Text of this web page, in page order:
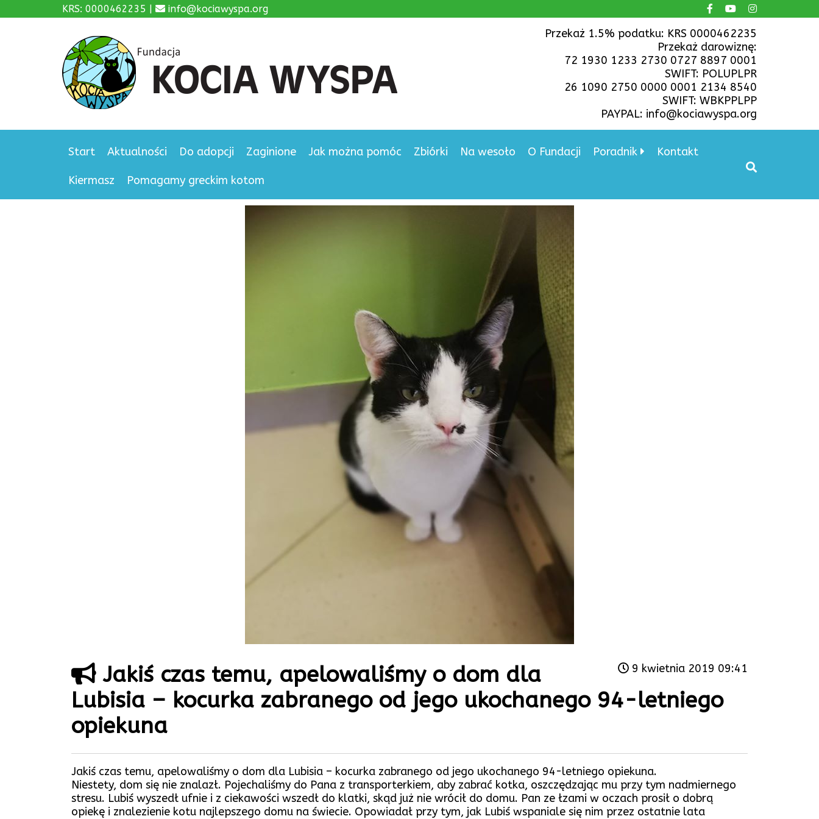
KRS: 0000462235 | info@kociawyspa.org
Przekaż 1.5% podatku: KRS 0000462235
Przekaż darowiznę:
72 1930 1233 2730 0727 8897 0001
SWIFT: POLUPLPR
26 1090 2750 0000 0001 2134 8540
SWIFT: WBKPPLPP
PAYPAL: info@kociawyspa.org
Start Aktualności Do adopcji Zaginione Jak można pomóc Zbiórki Na wesoło O Fundacji Poradnik Kontakt
Kiermasz Pomagamy greckim kotom
9 kwietnia 2019 09:41
Jakiś czas temu, apelowaliśmy o dom dla
Lubisia – kocurka zabranego od jego ukochanego 94-letniego
opiekuna
Jakiś czas temu, apelowaliśmy o dom dla Lubisia – kocurka zabranego od jego ukochanego 94-letniego opiekuna.
Niestety, dom się nie znalazł. Pojechaliśmy do Pana z transporterkiem, aby zabrać kotka, oszczędzając mu przy tym nadmiernego
stresu. Lubiś wyszedł ufnie i z ciekawości wszedł do klatki, skąd już nie wrócił do domu. Pan ze łzami w oczach prosił o dobrą
opiekę i znalezienie kotu najlepszego domu na świecie. Opowiadał przy tym, jak Lubiś wspaniale się nim przez ostatnie lata